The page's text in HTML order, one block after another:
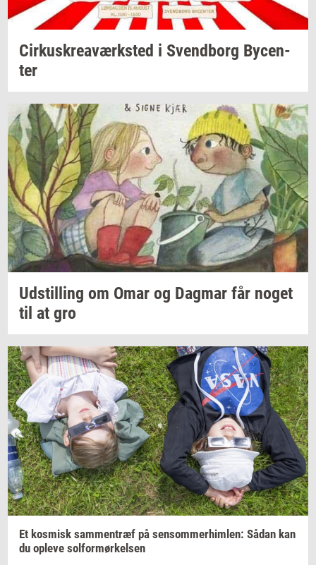
Cir­kuskrea­værk­sted i Svend­borg By­cen­
ter
Ud­stil­ling om Omar og Dag­mar får noget
til at gro
Et kos­misk sam­men­træf på sen­som­mer­him­len: Sådan kan
du op­le­ve sol­for­mør­kel­sen